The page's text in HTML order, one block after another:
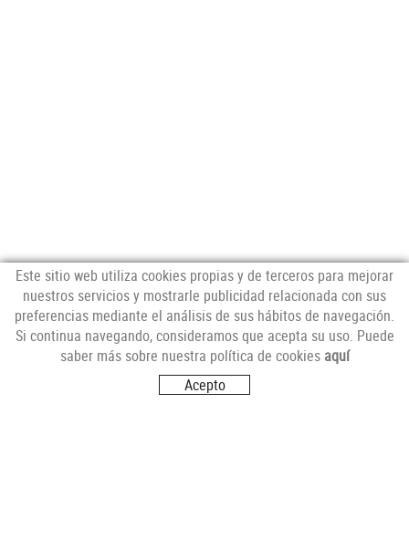
NEWSLETTER
Este sitio web utiliza cookies propias y de terceros para mejorar
nuestros servicios y mostrarle publicidad relacionada con sus
preferencias mediante el análisis de sus hábitos de navegación.
Si continua navegando, consideramos que acepta su uso. Puede
saber más sobre nuestra política de cookies aquí
Acepto